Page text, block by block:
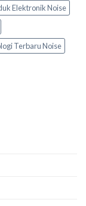
Elektronik Noise
Terbaru Noise